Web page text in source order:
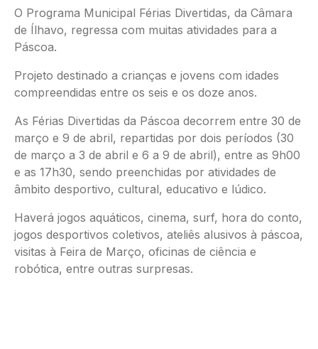
O Programa Municipal Férias Divertidas, da Câmara
de Ílhavo, regressa com muitas atividades para a
Páscoa.
Projeto destinado a crianças e jovens com idades
compreendidas entre os seis e os doze anos.
As Férias Divertidas da Páscoa decorrem entre 30 de
março e 9 de abril, repartidas por dois períodos (30
de março a 3 de abril e 6 a 9 de abril), entre as 9h00
e as 17h30, sendo preenchidas por atividades de
âmbito desportivo, cultural, educativo e lúdico.
Haverá jogos aquáticos, cinema, surf, hora do conto,
jogos desportivos coletivos, ateliês alusivos à páscoa,
visitas à Feira de Março, oficinas de ciência e
robótica, entre outras surpresas.